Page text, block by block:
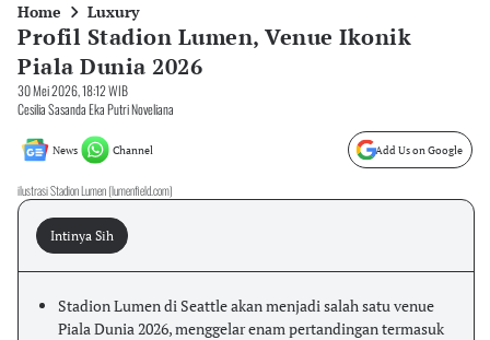
Home Luxury
Profil Stadion Lumen, Venue Ikonik
Piala Dunia 2026
30 Mei 2026, 18:12 WIB
Cesilia Sasanda Eka Putri Noveliana
News Channel Add Us on Google
ilustrasi Stadion Lumen (lumenfield.com)
Intinya Sih
Stadion Lumen di Seattle akan menjadi salah satu venue
Piala Dunia 2026, menggelar enam pertandingan termasuk